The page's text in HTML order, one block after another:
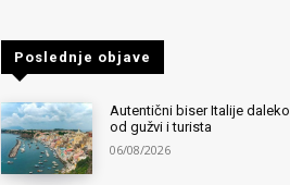
Poslednje objave
Autentični biser Italije daleko
od gužvi i turista
06/08/2026